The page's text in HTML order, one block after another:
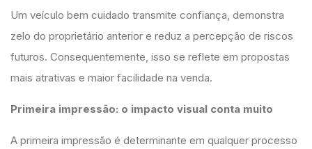
Um veículo bem cuidado transmite confiança, demonstra
zelo do proprietário anterior e reduz a percepção de riscos
futuros. Consequentemente, isso se reflete em propostas
mais atrativas e maior facilidade na venda.
Primeira impressão: o impacto visual conta muito
A primeira impressão é determinante em qualquer processo